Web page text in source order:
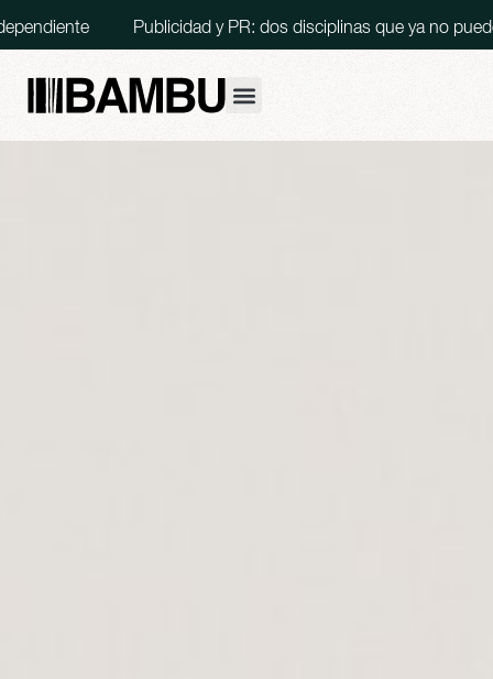
Publicidad y PR: dos disciplinas que ya no pueden